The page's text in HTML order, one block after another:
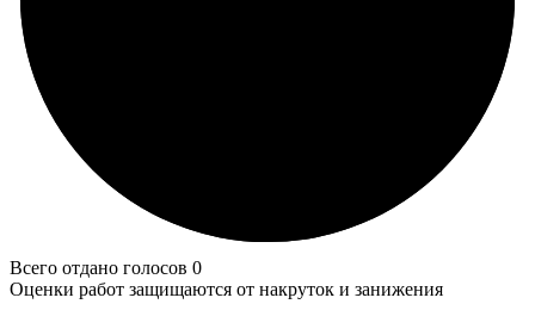
Всего отдано голосов 0
Оценки работ защищаются от накруток и занижения